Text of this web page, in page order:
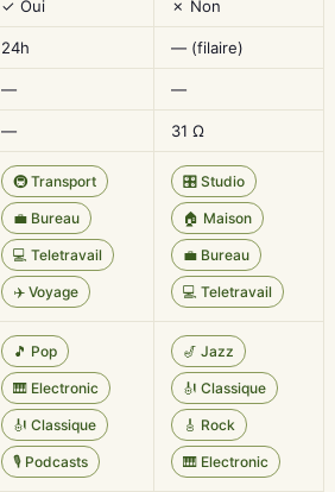
✓ Oui ✗ Non
24h — (filaire)
— —
— 31 Ω
🚇 Transport
💼 Bureau
💻 Teletravail
✈️ Voyage
🎛️ Studio
🏠 Maison
💼 Bureau
💻 Teletravail
🎵 Pop
🎹 Electronic
🎻 Classique
🎙️ Podcasts
🎷 Jazz
🎻 Classique
🎸 Rock
🎹 Electronic